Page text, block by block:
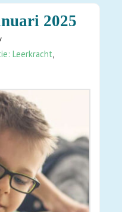
2025
Leerkracht